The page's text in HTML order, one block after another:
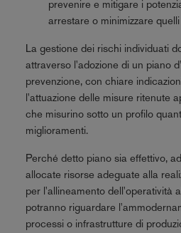
prevenire e mitigare i
arrestare o minimizzare
La gestione dei rischi individuati
attraverso l'adozione di un piano
prevenzione, con chiare
l'attuazione delle misure ritenute
che misurino sotto un profilo
miglioramenti.
Perché detto piano sia effettivo,
allocate risorse adeguate alla
per l'allineamento dell'operatività
potranno riguardare
processi o infrastrutture di